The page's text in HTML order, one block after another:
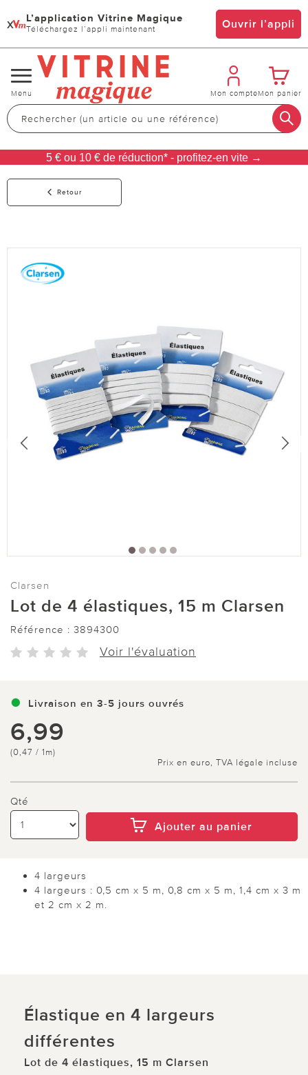
x L’application Vitrine Magique
Téléchargez l’appli maintenant Ouvrir l’appli
Changer
de
navigation
Menu Mon compteMon panier
5 € ou 10 € de réduction* - profitez-en vite →
Retour
Clarsen
Lot de 4 élastiques, 15 m Clarsen
Référence : 3894300
Voir l'évaluation
Livraison en 3-5 jours ouvrés
6,99
(0,47 / 1m)
Prix en euro, TVA légale incluse
Qté
Ajouter au panier
4 largeurs
4 largeurs : 0,5 cm x 5 m, 0,8 cm x 5 m, 1,4 cm x 3 m
et 2 cm x 2 m.
Élastique en 4 largeurs
différentes
Lot de 4 élastiques, 15 m Clarsen